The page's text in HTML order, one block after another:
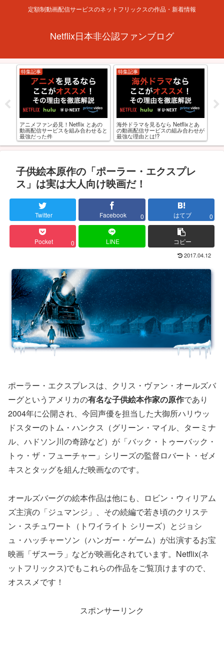
定額制動画配信サービスのネットフリックスの作品・新着情報
Netflix日本非公認ファンブログ
特集記事
アニメファン必見！Netflix とあの
動画配信サービスを組み合わせると
最強だった件
特集記事
海外ドラマを見るなら Netflixとあ
の動画配信サービスの組み合わせが
最強な理由とは!?
子供絵本原作の「ポーラー・エクスプレ
ス」は実は大人向け映画だ！
Twitter Facebook 0 はてブ 0
Pocket 0 LINE コピー
2017.04.12
ポーラー・エクスプレスは、クリス・ヴァン・オールズバ
ーグというアメリカの有名な子供絵本作家の原作であり
2004年に公開され、今回声優を担当した大御所ハリウッ
ドスターのトム・ハンクス（グリーン・マイル、ターミナ
ル、ハドソン川の奇跡など）が「バック・トゥーバック・
トゥ・ザ・フューチャー」シリーズの監督ロバート・ゼメ
キスとタッグを組んだ映画なのです。
オールズバーグの絵本作品は他にも、ロビン・ウィリアム
ズ主演の「ジュマンジ」、その続編で若き頃のクリステ
ン・スチュワート（トワイライト シリーズ）とジョシ
ュ・ハッチャーソン（ハンガー・ゲーム）が出演するお宝
映画「ザスーラ」などが映画化されています。Netflix(ネ
ットフリックス)でもこれらの作品をご覧頂けますので、
オススメです！
スポンサーリンク